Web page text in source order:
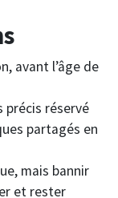
avant l’âge de
précis réservé
partagés en
mais bannir
et rester